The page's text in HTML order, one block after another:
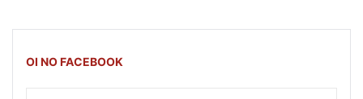
OI NO FACEBOOK